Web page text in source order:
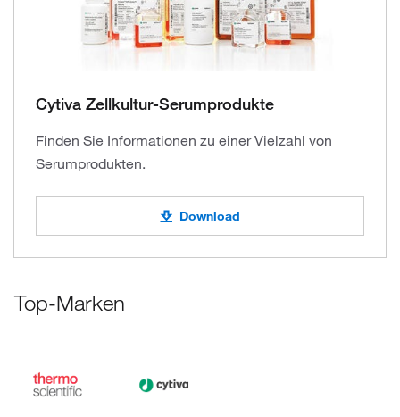
Cytiva Zellkultur-Serumprodukte
Finden Sie Informationen zu einer Vielzahl von
Serumprodukten.
Download
Top-Marken